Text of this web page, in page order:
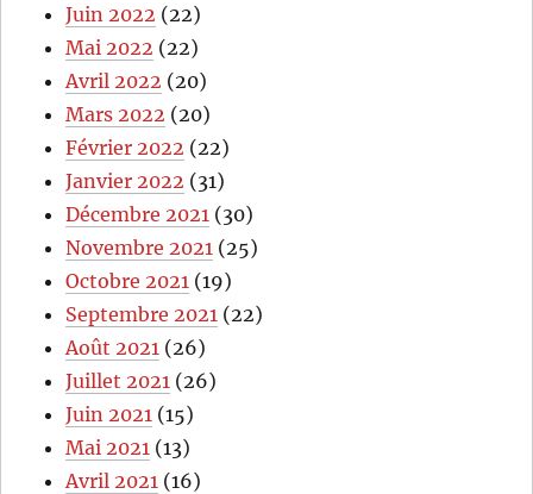
Juin 2022 (22)
Mai 2022 (22)
Avril 2022 (20)
Mars 2022 (20)
Février 2022 (22)
Janvier 2022 (31)
Décembre 2021 (30)
Novembre 2021 (25)
Octobre 2021 (19)
Septembre 2021 (22)
Août 2021 (26)
Juillet 2021 (26)
Juin 2021 (15)
Mai 2021 (13)
Avril 2021 (16)